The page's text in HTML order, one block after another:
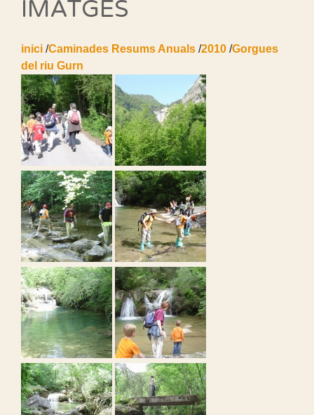
IMATGES
inici /Caminades Resums Anuals /2010 /Gorgues
del riu Gurn